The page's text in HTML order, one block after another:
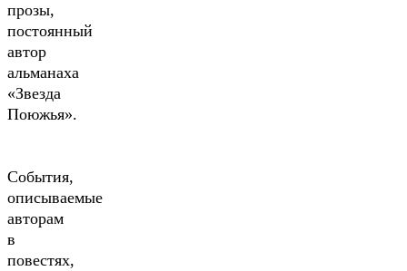
прозы,
постоянный
автор
альманаха
«Звезда
Поюжья».
События,
описываемые
авторам
в
повестях,